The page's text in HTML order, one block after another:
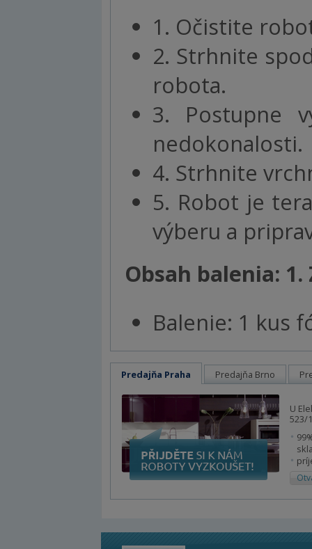
1. Očistite
2. Strhnite
robota.
3. Postupne
nedokonalosti.
4. Strhnite
5. Robot je
výberu a
Obsah balenia:
Balenie: 1 kus
Predajňa Praha Predajňa Brno
U
523/